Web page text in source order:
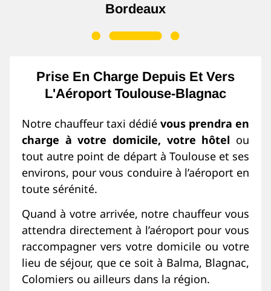
Bordeaux
Prise En Charge Depuis Et Vers
L'Aéroport Toulouse-Blagnac
Notre chauffeur taxi dédié vous prendra en
charge à votre domicile, votre hôtel ou
tout autre point de départ à Toulouse et ses
environs, pour vous conduire à l’aéroport en
toute sérénité.
Quand à votre arrivée, notre chauffeur vous
attendra directement à l’aéroport pour vous
raccompagner vers votre domicile ou votre
lieu de séjour, que ce soit à Balma, Blagnac,
Colomiers ou ailleurs dans la région.